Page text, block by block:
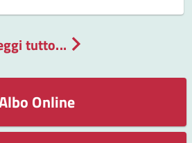
tutto...
Online